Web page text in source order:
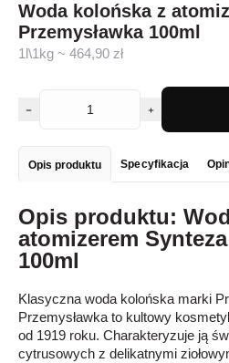
Woda kolońska z
Przemysławka 100ml
1l\1kg ~ 464,90 zł
Opis produktu Specyfikacja
Opis produktu:
atomizerem
100ml
Klasyczna woda kolońska marki
Przemysławka to kultowy
od 1919 roku. Charakteryzuje ją
cytrusowych z delikatnymi